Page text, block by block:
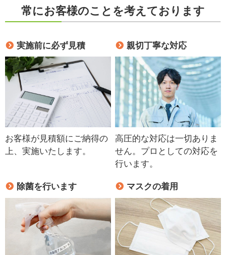
常にお客様のことを考えております
実施前に必ず見積
お客様が見積額にご納得の
上、実施いたします。
親切丁寧な対応
高圧的な対応は一切ありま
せん。プロとしての対応を
行います。
除菌を行います マスクの着用